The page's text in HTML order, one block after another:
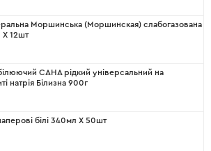
Моршинська (Моршинская) слабогазована
X 12шт
САНА рідкий універсальний на
натрія Білизна 900г
білі 340мл X 50шт